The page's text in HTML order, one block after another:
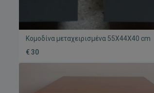
Κομοδίνα μεταχειρισμένα 55Χ44Χ40 cm
€ 30